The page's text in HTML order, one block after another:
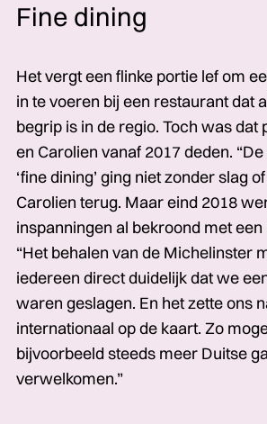
Fine dining
Het vergt een flinke portie lef om
in te voeren bij een restaurant dat
begrip is in de regio. Toch was dat
en Carolien vanaf 2017 deden.
‘fine dining’ ging niet zonder slag
Carolien terug. Maar eind 2018
inspanningen al bekroond met
“Het behalen van de Michelinster
iedereen direct duidelijk dat we
waren geslagen. En het zette ons
internationaal op de kaart. Zo
bijvoorbeeld steeds meer Duitse
verwelkomen.”